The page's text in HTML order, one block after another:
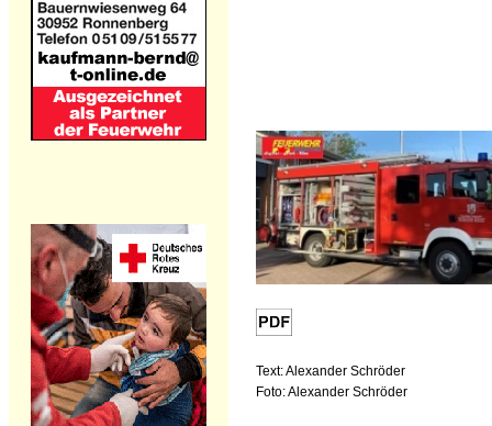
Text: Alexander Schröder
Foto: Alexander Schröder